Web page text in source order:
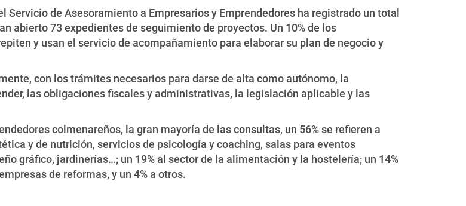
Servicio de Asesoramiento a Empresarios y Emprendedores ha registrado un total
abierto 73 expedientes de seguimiento de proyectos. Un 10% de los
y usan el servicio de acompañamiento para elaborar su plan de negocio y
con los trámites necesarios para darse de alta como autónomo, la
las obligaciones fiscales y administrativas, la legislación aplicable y las
colmenareños, la gran mayoría de las consultas, un 56% se refieren a
y de nutrición, servicios de psicología y coaching, salas para eventos
gráfico, jardinerías…; un 19% al sector de la alimentación y la hostelería; un 14%
de reformas, y un 4% a otros.